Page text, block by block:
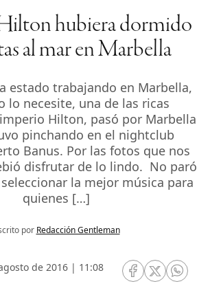
hubiera dormido
al mar en Marbella
estado trabajando en Marbella,
lo necesite, una de las ricas
Hilton, pasó por Marbella
pinchando en el nightclub
Banus. Por las fotos que nos
disfrutar de lo lindo. No paró
la mejor música para
quienes […]
por Redacción Gentleman
de 2016 | 11:08
RRSS Facebook
RRSSRRSS